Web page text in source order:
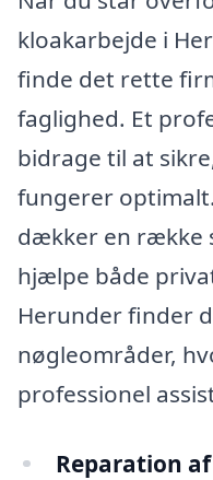
kloakarbejde i
finde det rette
faglighed. Et
bidrage til at
fungerer
dækker en række
hjælpe både
Herunder finder
nøgleområder,
professionel
Reparation